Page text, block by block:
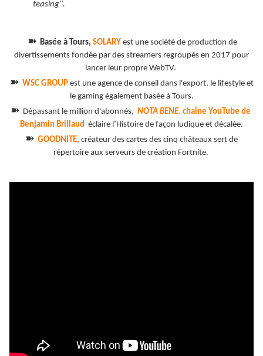
teasing".
➽ Basée à Tours, SOLARY est une société de production de
divertissements fondée par des streamers regroupés en 2017 pour
lancer leur propre WebTV.
➽ WSC GROUPest une agence de conseil dans l'export, le lifestyle et
le gaming également basée à Tours.
➽ Dépassant le million d'abonnés, NOTA BENE, chaîne YouTube de
Benjamin Brillaud éclaire l’Histoire de façon ludique et décalée.
➽ GOODNITE, créateur des cartes des cinq châteaux sert de
répertoire aux serveurs de création Fortnite.